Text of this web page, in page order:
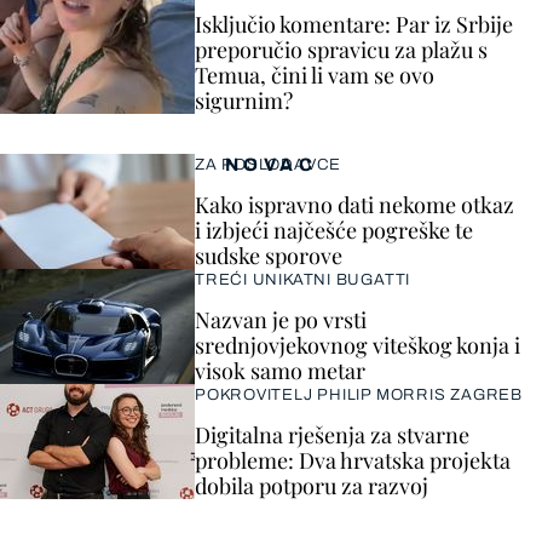
Isključio komentare: Par iz Srbije
preporučio spravicu za plažu s
Temua, čini li vam se ovo
sigurnim?
NOVAC
ZA POSLODAVCE
Kako ispravno dati nekome otkaz
i izbjeći najčešće pogreške te
sudske sporove
TREĆI UNIKATNI BUGATTI
Nazvan je po vrsti
srednjovjekovnog viteškog konja i
visok samo metar
POKROVITELJ PHILIP MORRIS ZAGREB
Digitalna rješenja za stvarne
probleme: Dva hrvatska projekta
dobila potporu za razvoj